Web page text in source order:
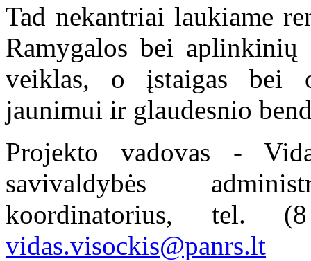
Tad nekantriai laukiame
Ramygalos bei
veiklas, o įstaigas bei
jaunimui ir glaudesnio
Projekto vadovas -
savivaldybės
koordinatorius,
vidas.visockis@panrs.lt